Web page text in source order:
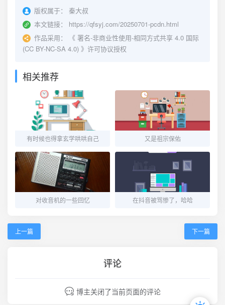
版权属于：
秦大叔
本文链接：
https://qfsyj.com/20250701-pcdn.html
作品采用：
《 署名-非商业性使用-相同方式共享 4.0 国际
(CC BY-NC-SA 4.0) 》许可协议授权
相关推荐
有时候也得拿玄学哄哄自己 又是祖宗保佑
对收音机的一些回忆 在抖音被骂惨了，哈哈
上一篇 下一篇
评论
博主关闭了当前页面的评论